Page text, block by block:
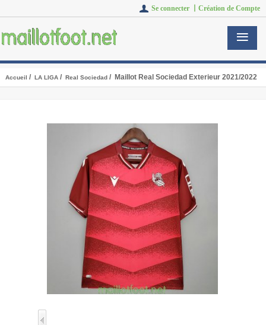
Se connecter 丨 Création de Compte
Accueil / LA LIGA/ Real Sociedad/ Maillot Real Sociedad Exterieur 2021/2022